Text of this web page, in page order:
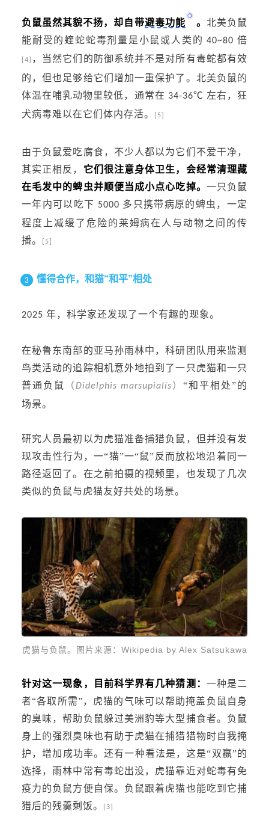
负鼠虽然其貌不扬，却自带避毒功能 。 北美负鼠
能耐受的蝰蛇蛇毒剂量是小鼠或人类的40~80倍
[4]
，当然它们的防御系统并不是对所有毒蛇都有效
的，但也足够给它们增加一重保护了。北美负鼠的
体温在哺乳动物里较低，通常在 34-36℃ 左右， 狂
犬病毒难以在它们体内存活。 [5]
由于负鼠爱吃腐食，不少人都以为它们不爱干净，
其实正相反， 它们很注意身体卫生，会经常清理藏
在毛发中的蜱虫并顺便当成小点心吃掉。 一只负鼠
一年内可以吃下 5000 多只携带病原的蜱虫，一定
程度上减缓了危险的 莱姆病在人与动物之间的传
播。
[5]
3 懂得合作，和猫“和平”相处
2025 年，科学家还发现了一个有趣的现象。
在秘鲁东南部的亚马孙雨林中，科研团队用来监测
鸟类活动的追踪相机意外地拍到了一只虎猫和一只
普通负鼠
（Didelphis marsupialis） “和平相处”的
场景。
研究人员最初以为虎猫准备捕猎负鼠，但并没有发
现攻击性行为，一“猫”一“鼠”反而放松地沿着同一
路径返回了。在之前拍摄的视频里，也发现了几次
类似的负鼠与虎猫友好共处的场景。
虎猫与负鼠。图片来源： Wikipedia by Alex Satsukawa
针对这一现象，目前科学界有几种猜测： 一种是二
者“各取所需”， 虎猫的气味可以帮助掩盖负鼠自身
的臭味，帮助负鼠躲过美洲豹等大型捕食者。 负鼠
身上的强烈臭味也有助于虎猫在捕猎猎物时自我掩
护，增加成功率。还有一种看法是，这是“双赢”的
选择，雨林中常有毒蛇出没，虎猫靠近对蛇毒有免
疫力的负鼠方便自保。负鼠跟着虎猫也能吃到它捕
猎后的残羹剩饭。
[3]